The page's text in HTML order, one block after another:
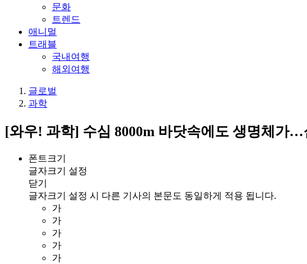
문화
트렌드
애니멀
트래블
국내여행
해외여행
글로벌
과학
[와우! 과학] 수심 8000m 바닷속에도 생명체가…
폰트크기
글자크기 설정
닫기
글자크기 설정 시 다른 기사의 본문도 동일하게 적용 됩니다.
가
가
가
가
가